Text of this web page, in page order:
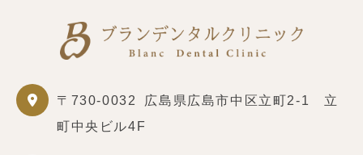
〒730-0032
広島県広島市中区立町2-1 立
町中央ビル4F